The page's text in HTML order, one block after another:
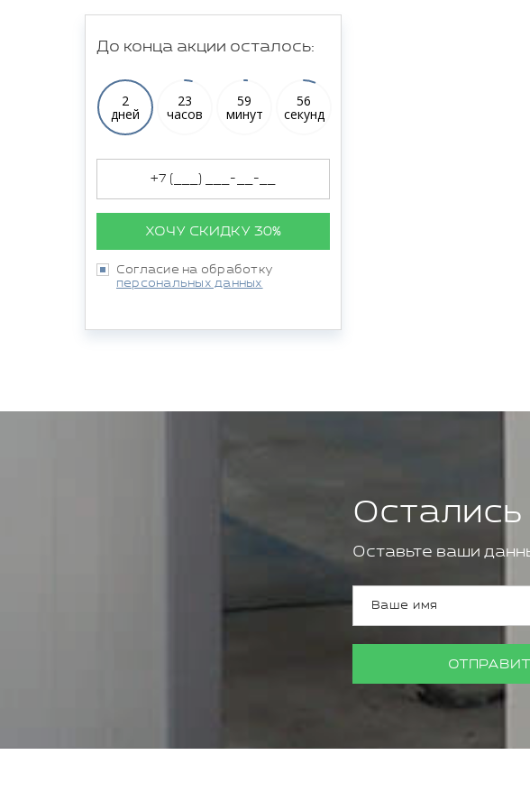
До конца акции осталось:
2
дней
23
часов
59
минут
55
секунд
ХОЧУ СКИДКУ 30%
Согласие на обработку
персональных данных
Оставьте ваши